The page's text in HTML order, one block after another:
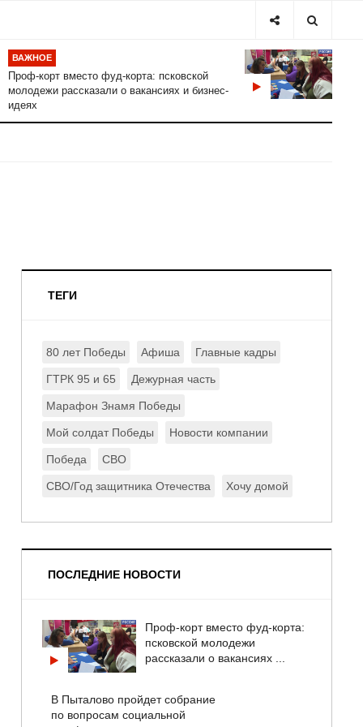
ВАЖНОЕ
Проф-корт вместо фуд-корта: псковской
молодежи рассказали о вакансиях и бизнес-
идеях
ТЕГИ
80 лет Победы Афиша Главные кадры
ГТРК 95 и 65 Дежурная часть
Марафон Знамя Победы
Мой солдат Победы Новости компании
Победа СВО
СВО/Год защитника Отечества Хочу домой
ПОСЛЕДНИЕ НОВОСТИ
Проф-корт вместо фуд-корта:
псковской молодежи
рассказали о вакансиях ...
В Пыталово пройдет собрание
по вопросам социальной